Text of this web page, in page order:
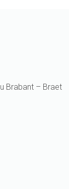
Brabant – Braet